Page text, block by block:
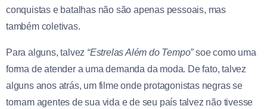
conquistas e batalhas não são apenas pessoais, mas
também coletivas.
Para alguns, talvez “Estrelas Além do Tempo”soe como uma
forma de atender a uma demanda da moda. De fato, talvez
alguns anos atrás, um filme onde protagonistas negras se
tornam agentes de sua vida e de seu país talvez não tivesse